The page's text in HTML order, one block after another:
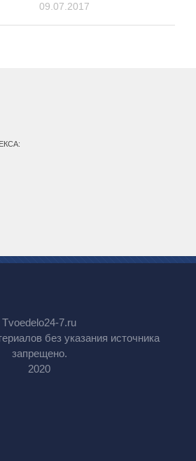
09.07.2017
Tvoedelo24-7.ru
без указания источника
запрещено.
2020